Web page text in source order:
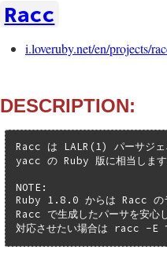
Racc
i.loveruby.net/en/projects/
DESCRIPTION:
Racc は LALR(1) パーサジェ
yacc の Ruby 版に相当します
NOTE:
Ruby 1.8.0 からは Racc のラ
Racc で生成したパーサを安
対応させたい場合は racc -E